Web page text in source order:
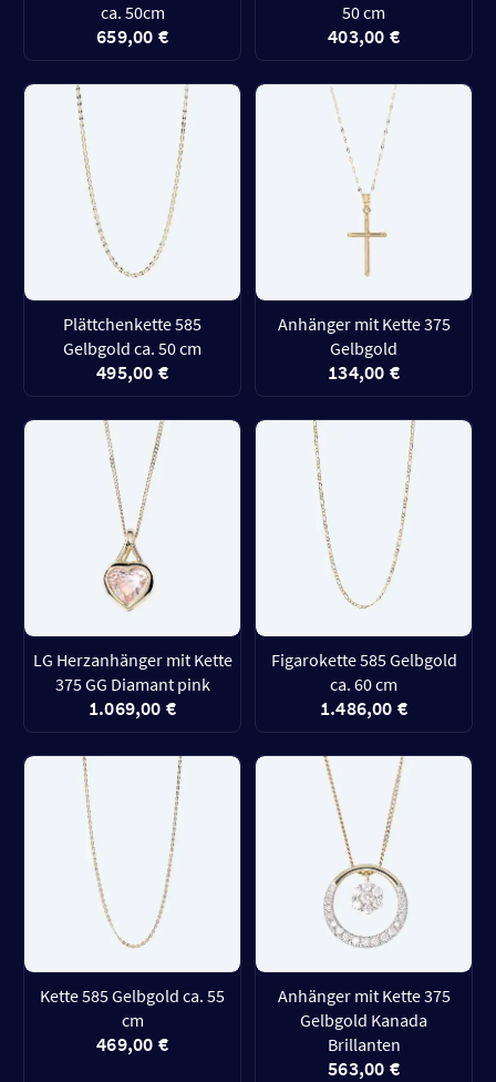
ca. 50cm
659,00 €
50 cm
403,00 €
Plättchenkette 585
Gelbgold ca. 50 cm
495,00 €
Anhänger mit Kette 375
Gelbgold
134,00 €
LG Herzanhänger mit Kette
375 GG Diamant pink
1.069,00 €
Figarokette 585 Gelbgold
ca. 60 cm
1.486,00 €
Kette 585 Gelbgold ca. 55
cm
469,00 €
Anhänger mit Kette 375
Gelbgold Kanada
Brillanten
563,00 €